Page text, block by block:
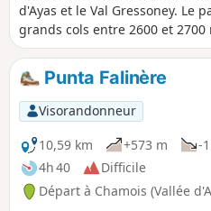
d'Ayas et le Val Gressoney. Le
grands cols entre 2600 et
de vue sur le Massif du Grand
Cervin et du Massif du Mont
Punta Falinère
Visorandonneur
10,59 km
+573 m
-
4h 40
Difficile
Départ à Chamois (Vallée